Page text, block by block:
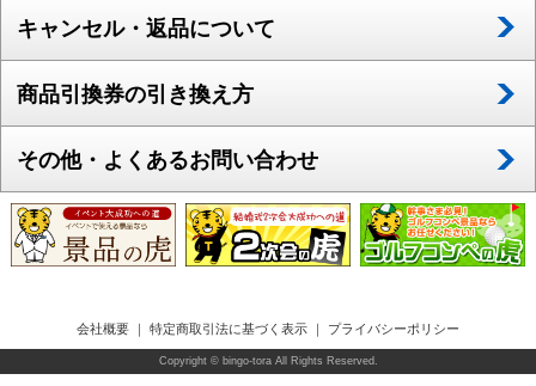
キャンセル・返品について
商品引換券の引き換え方
その他・よくあるお問い合わせ
会社概要 ｜ 特定商取引法に基づく表示 ｜ プライバシーポリシー
Copyright © bingo-tora All Rights Reserved.